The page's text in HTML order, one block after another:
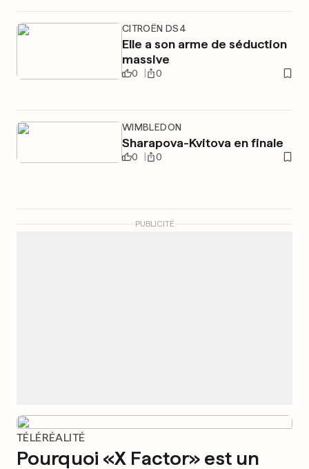
CITROËN DS4
Elle a son arme de séduction
massive
0 0
WIMBLEDON
Sharapova-Kvitova en finale
0 0
PUBLICITÉ
TÉLÉRÉALITÉ
Pourquoi «X Factor» est un